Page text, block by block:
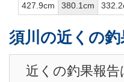
427.9cm 380.1cm
須川の近くの釣
近くの釣果報告